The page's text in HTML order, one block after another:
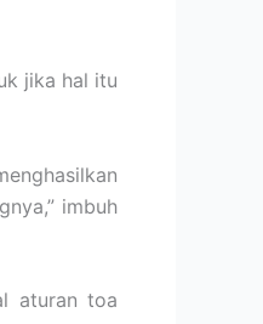
jika hal itu
imbuh
aturan toa